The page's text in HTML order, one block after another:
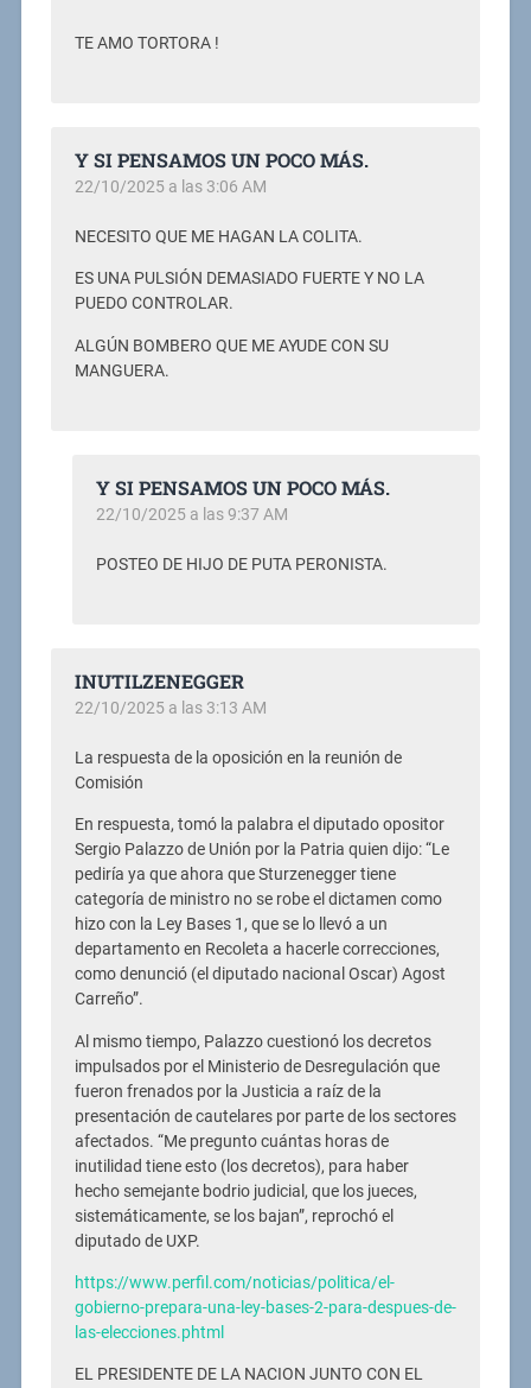
TE AMO TORTORA !
Y SI PENSAMOS UN POCO MÁS.
22/10/2025 a las 3:06 AM
NECESITO QUE ME HAGAN LA COLITA.
ES UNA PULSIÓN DEMASIADO FUERTE Y NO LA
PUEDO CONTROLAR.
ALGÚN BOMBERO QUE ME AYUDE CON SU
MANGUERA.
Y SI PENSAMOS UN POCO MÁS.
22/10/2025 a las 9:37 AM
POSTEO DE HIJO DE PUTA PERONISTA.
INUTILZENEGGER
22/10/2025 a las 3:13 AM
La respuesta de la oposición en la reunión de
Comisión
En respuesta, tomó la palabra el diputado opositor
Sergio Palazzo de Unión por la Patria quien dijo: “Le
pediría ya que ahora que Sturzenegger tiene
categoría de ministro no se robe el dictamen como
hizo con la Ley Bases 1, que se lo llevó a un
departamento en Recoleta a hacerle correcciones,
como denunció (el diputado nacional Oscar) Agost
Carreño”.
Al mismo tiempo, Palazzo cuestionó los decretos
impulsados por el Ministerio de Desregulación que
fueron frenados por la Justicia a raíz de la
presentación de cautelares por parte de los sectores
afectados. “Me pregunto cuántas horas de
inutilidad tiene esto (los decretos), para haber
hecho semejante bodrio judicial, que los jueces,
sistemáticamente, se los bajan”, reprochó el
diputado de UXP.
https://www.perfil.com/noticias/politica/el-
gobierno-prepara-una-ley-bases-2-para-despues-de-
las-elecciones.phtml
EL PRESIDENTE DE LA NACION JUNTO CON EL